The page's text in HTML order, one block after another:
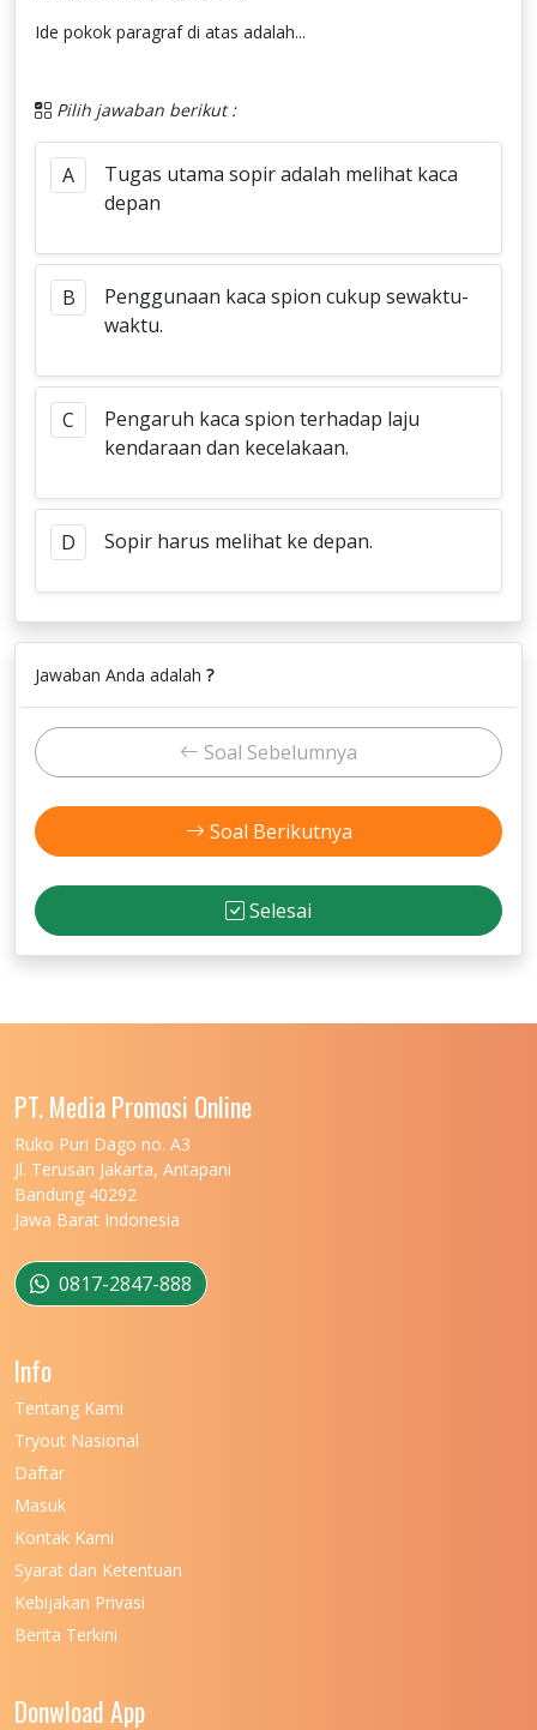
Ide pokok paragraf di atas adalah...
Pilih jawaban berikut :
A
Tugas utama sopir adalah melihat kaca
depan
B
Penggunaan kaca spion cukup sewaktu-
waktu.
C
Pengaruh kaca spion terhadap laju
kendaraan dan kecelakaan.
D Sopir harus melihat ke depan.
Jawaban Anda adalah ?
Soal Sebelumnya
Soal Berikutnya
Selesai
PT. Media Promosi Online
Ruko Puri Dago no. A3
Jl. Terusan Jakarta, Antapani
Bandung 40292
Jawa Barat Indonesia
0817-2847-888
Info
Tentang Kami
Tryout Nasional
Daftar
Masuk
Kontak Kami
Syarat dan Ketentuan
Kebijakan Privasi
Berita Terkini
Donwload App